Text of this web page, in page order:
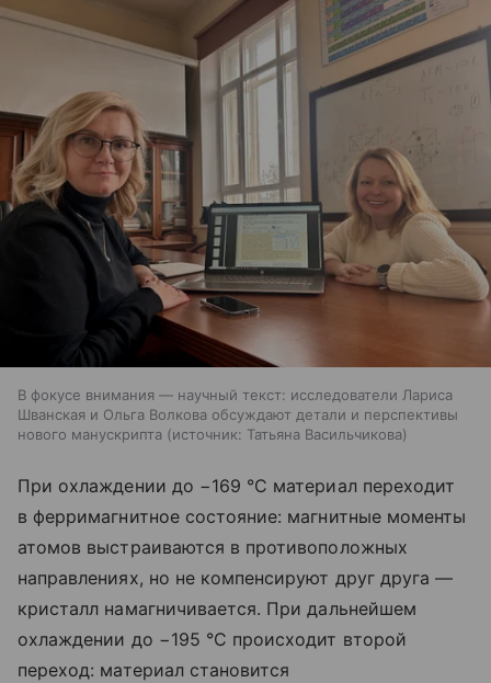
В фокусе внимания — научный текст: исследователи Лариса
Шванская и Ольга Волкова обсуждают детали и перспективы
нового манускрипта
источник: Татьяна Васильчикова
При охлаждении до −169 °C материал переходит
в ферримагнитное состояние: магнитные моменты
атомов выстраиваются в противоположных
направлениях, но не компенсируют друг друга —
кристалл намагничивается. При дальнейшем
охлаждении до −195 °C происходит второй
переход: материал становится